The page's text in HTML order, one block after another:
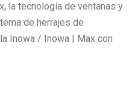
la tecnología de ventanas y
de herrajes de
Inowa / Inowa | Max con